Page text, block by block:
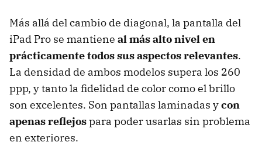
Más allá del cambio de diagonal, la pantalla del
iPad Pro se mantiene al más alto nivel en
prácticamente todos sus aspectos relevantes.
La densidad de ambos modelos supera los 260
ppp, y tanto la fidelidad de color como el brillo
son excelentes. Son pantallas laminadas ycon
apenas reflejospara poder usarlas sin problema
en exteriores.